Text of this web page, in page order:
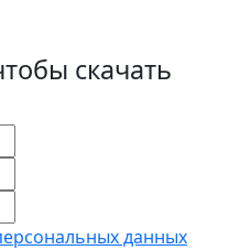
скачать
данных